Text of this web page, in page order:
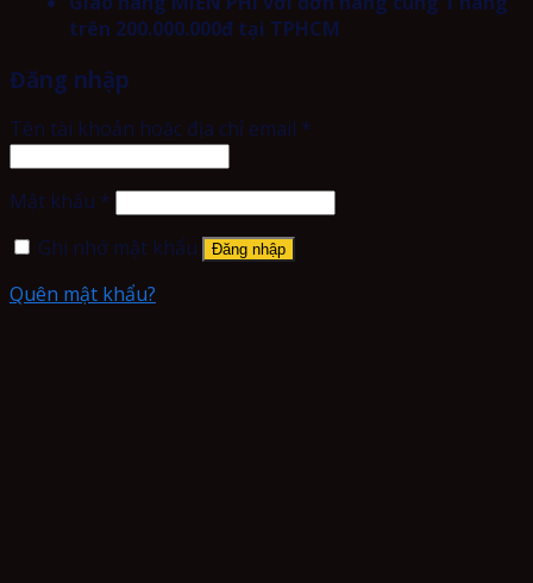
trên 200.000.000đ tại TPHCM
Đăng nhập
Tên tài khoản hoặc địa chỉ email *
Mật khẩu *
Ghi nhớ mật khẩu
Đăng nhập
Quên mật khẩu?